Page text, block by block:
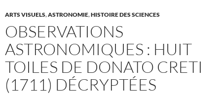
ARTS VISUELS,ASTRONOMIE,HISTOIRE DES SCIENCES
OBSERVATIONS
ASTRONOMIQUES : HUIT
TOILES DE DONATO CRETI
(1711) DÉCRYPTÉES